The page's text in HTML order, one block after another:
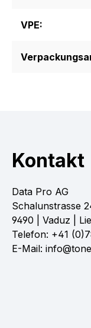
VPE:
Kontakt
Data Pro AG
Schalunstrasse
9490 | Vaduz |
Telefon: +41
E-Mail: